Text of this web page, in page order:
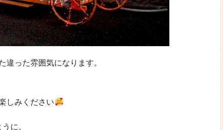
違った雰囲気になります。
しみください
に。